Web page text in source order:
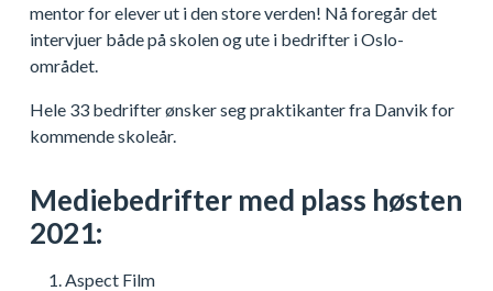
mentor for elever ut i den store verden! Nå foregår det
intervjuer både på skolen og ute i bedrifter i Oslo-
området.
Hele 33 bedrifter ønsker seg praktikanter fra Danvik for
kommende skoleår.
Mediebedrifter med plass høsten
2021:
Aspect Film